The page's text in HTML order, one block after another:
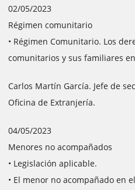
02/05/2023
Régimen comunitario
• Régimen Comunitario. Los
comunitarios y sus familiares
Carlos Martín García. Jefe de
Oficina de Extranjería.
04/05/2023
Menores no acompañados
• Legislación aplicable.
• El menor no acompañado en